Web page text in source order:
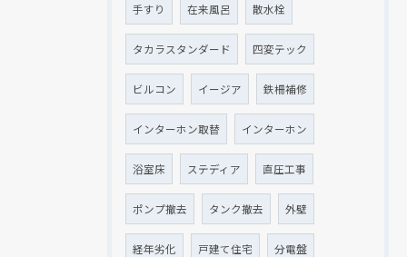
手すり 在来風呂 散水栓
タカラスタンダード 四変テック
ビルコン イージア 鉄柵補修
インターホン取替 インターホン
浴室床 ステディア 直圧工事
ポンプ撤去 タンク撤去 外壁
経年劣化 戸建て住宅 分電盤